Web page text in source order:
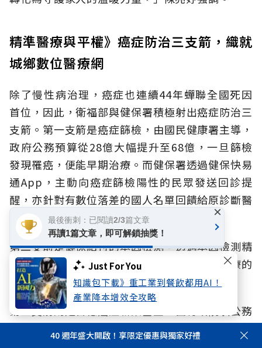
Just For You
知識包下載》重工業到餐飲都用AI！
產業降本增效全攻略
精準醫療與平權》癌症防治三支箭，織就
城鄉數位醫療網
除了慢性病治理，癌症也連續44年蟬聯全國死因
首位，因此，衛福部與健保署積極射出癌症防治三
支箭。第一支箭是癌症篩檢，由國民健康署主導，
政府公務預算從28億大幅提升至68億，一旦篩檢
發現罹癌，便能早期治療。而健保署透過健保快易
通App，主動向癌症篩檢陽性的民眾發送回診提
醒，亦針對有數位落差的國人名單回饋給原診斷醫
療院所，請醫院提醒病人回診。
第二支箭是健保給付的基因檢測，透過基因檢測精
準對應特定的標靶藥物，減少患者忍受無效治療的
副作用，且能有更好的治療效果。
第三支箭則是百億癌症新藥基金，由行政院以公務
預算額外挹注成立，不佔用原有的健保總額，目前
40 週年盛大開啟！享限定優惠與獨家好禮
最後衝刺：已閱讀2/3篇文章
再讀1篇文章，即可解鎖抽獎！
×